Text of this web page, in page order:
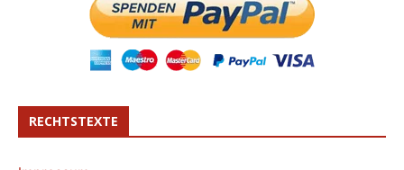
RECHTSTEXTE